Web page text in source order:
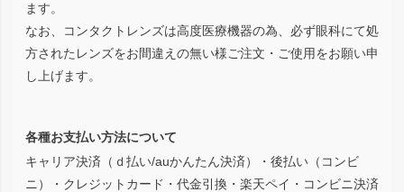
ます。
なお、コンタクトレンズは高度医療機器の為、必ず眼科にて処
方されたレンズをお間違えの無い様ご注文・ご使用をお願い申
し上げます。
各種お支払い方法について
キャリア決済（ｄ払い/auかんたん決済）・後払い（コンビ
ニ）・クレジットカード・代金引換・楽天ペイ・コンビニ決済